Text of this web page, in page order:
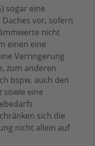
sogar eine
vor, sofern
nicht
einen eine
Verringerung
zum anderen
bspw. auch den
sowie eine
sich die
nicht allein auf